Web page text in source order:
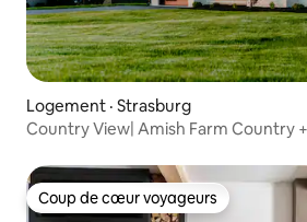
Logement · Strasburg
Country View| Amish Farm Country
Coup de cœur voyageurs
Coup de cœur voyageurs